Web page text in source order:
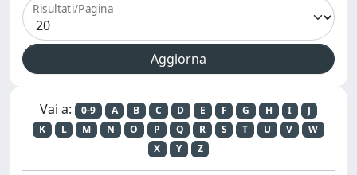
Risultati/Pagina
Vai a: 0-9 A B C D E F G H I
J
K
L M N O P Q R S T U V
W
X
Y Z